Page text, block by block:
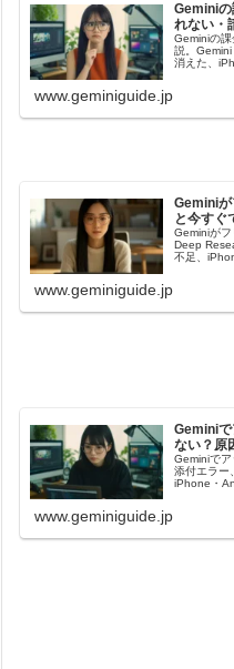
Gemini
れない・
Geminiの
説。
消えた、
www.geminiguide.jp
Geminiが
と今すぐ
Geminiがフ
Deep
不足、
www.geminiguide.jp
Geminiで
ない？原
Geminiで
添付エラー
iPhone・
www.geminiguide.jp